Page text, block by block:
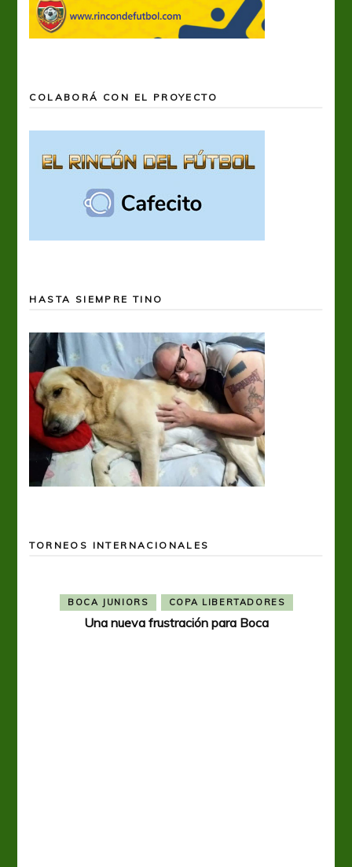
COLABORÁ CON EL PROYECTO
HASTA SIEMPRE TINO
TORNEOS INTERNACIONALES
BOCA JUNIORS COPA LIBERTADORES
Una nueva frustración para Boca